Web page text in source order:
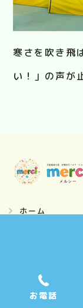
お電話
寒さを吹き飛
い！」の声が
ホーム
１日の流れメ